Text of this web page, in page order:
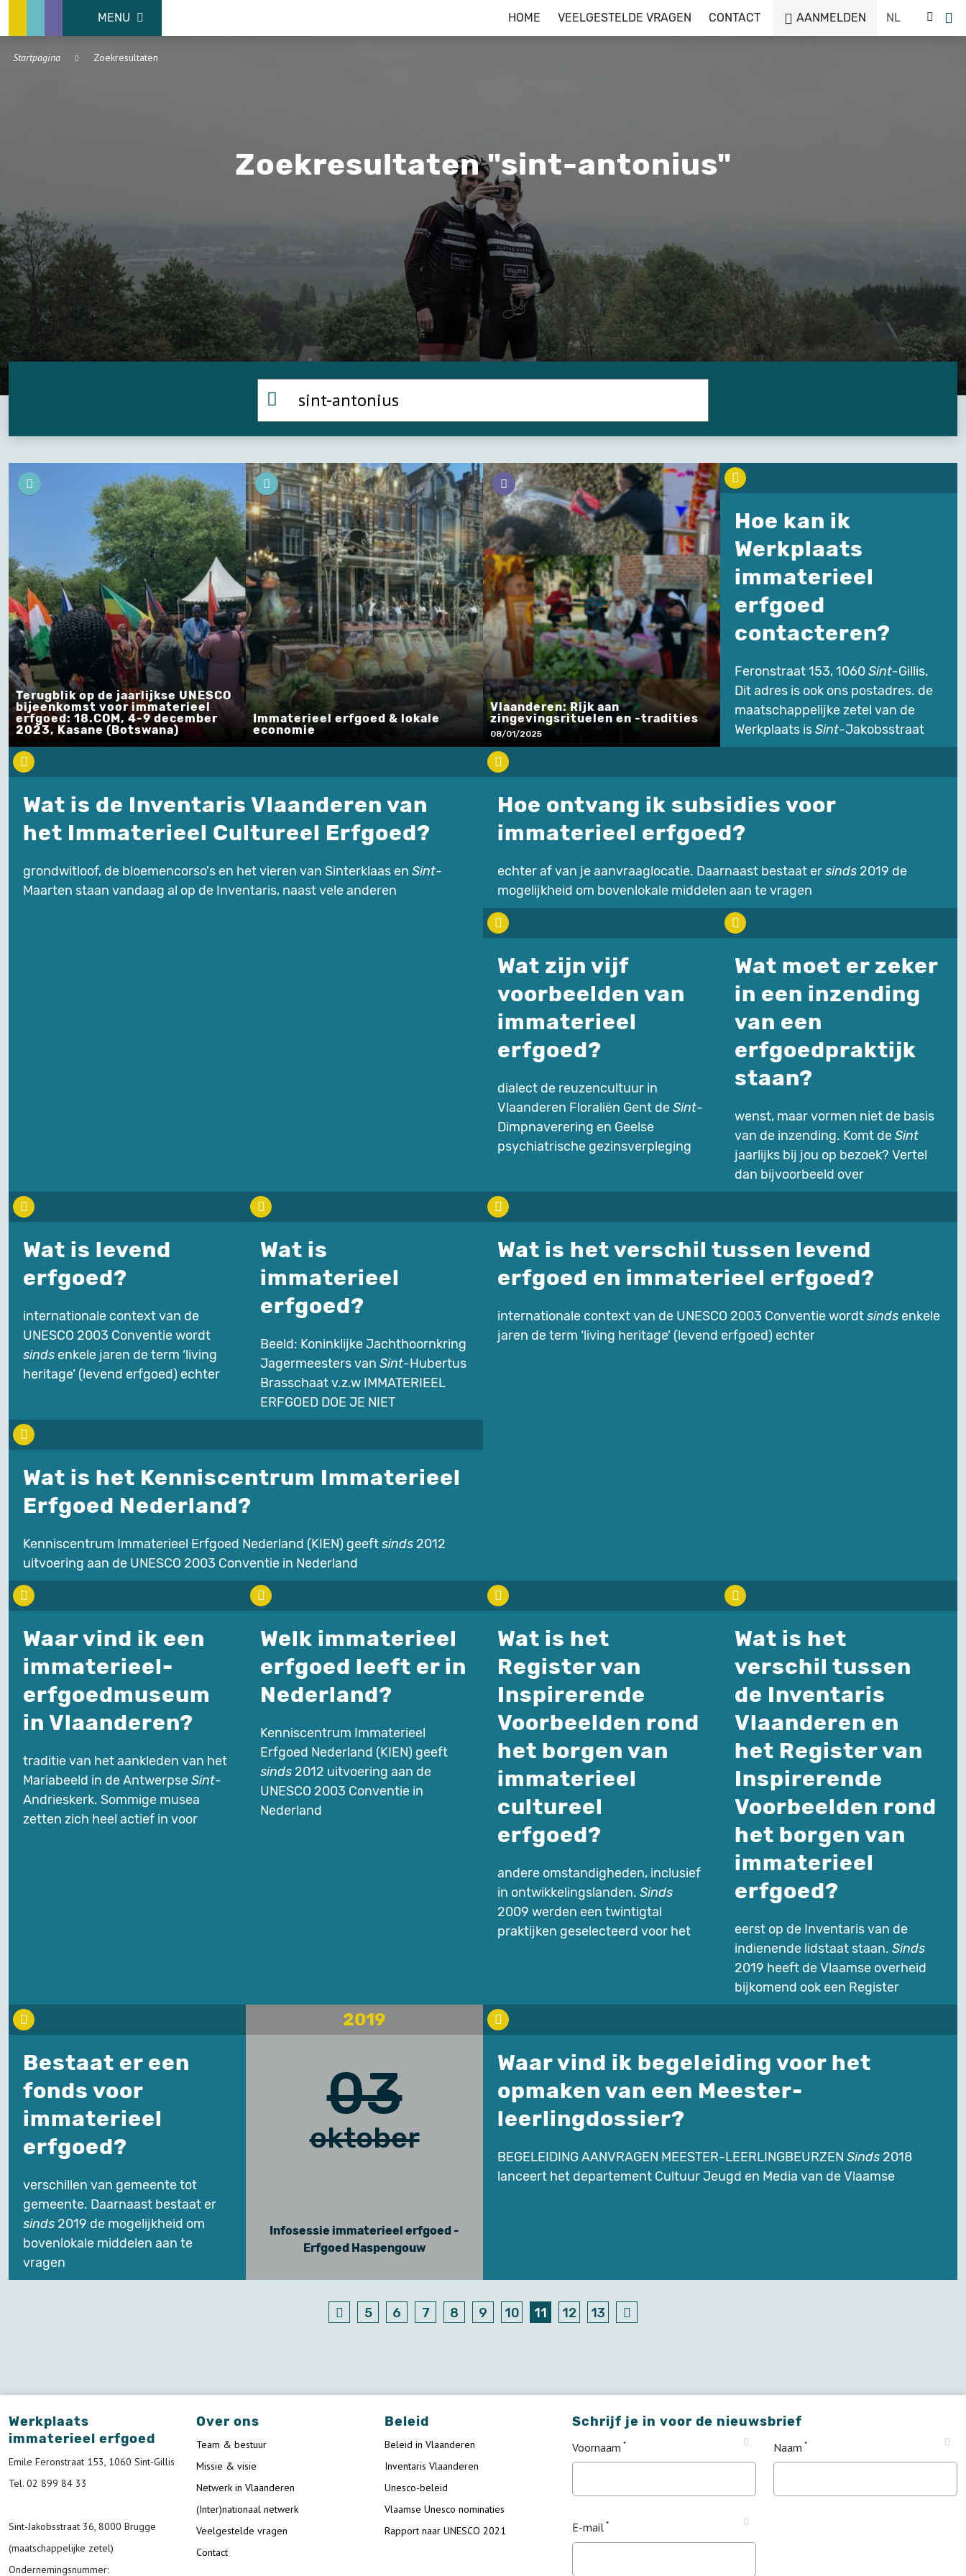
MENU HOME VEELGESTELDE VRAGEN CONTACT AANMELDEN
Startpagina Zoekresultaten
Zoekresultaten "sint-antonius"
Terugblik op de jaarlijkse UNESCO
bijeenkomst voor immaterieel
erfgoed: 18.COM, 4-9 december
2023, Kasane (Botswana)
Immaterieel erfgoed & lokale
economie
Vlaanderen: Rijk aan
zingevingsrituelen en -tradities
08/01/2025
Hoe kan ik
Werkplaats
immaterieel
erfgoed
contacteren?
Feronstraat 153, 1060Sint-Gillis.
Dit adres is ook ons postadres. de
maatschappelijke zetel van de
Werkplaats isSint-Jakobsstraat
Wat is de Inventaris Vlaanderen van
het Immaterieel Cultureel Erfgoed?
grondwitloof, de bloemencorso's en het vieren van Sinterklaas en Sint-
Maarten staan vandaag al op de Inventaris, naast vele anderen
Hoe ontvang ik subsidies voor
immaterieel erfgoed?
echter af van je aanvraaglocatie. Daarnaast bestaat ersinds 2019 de
mogelijkheid om bovenlokale middelen aan te vragen
Wat zijn vijf
voorbeelden van
immaterieel
erfgoed?
dialect de reuzencultuur in
Vlaanderen Floraliën Gent deSint-
Dimpnaverering en Geelse
psychiatrische gezinsverpleging
Wat moet er zeker
in een inzending
van een
erfgoedpraktijk
staan?
wenst, maar vormen niet de basis
van de inzending. Komt deSint
jaarlijks bij jou op bezoek? Vertel
dan bijvoorbeeld over
Wat is levend
erfgoed?
internationale context van de
UNESCO 2003 Conventie wordt
sinds enkele jaren de term ‘living
heritage’ (levend erfgoed) echter
Wat is
immaterieel
erfgoed?
Beeld: Koninklijke Jachthoornkring
Jagermeesters van Sint-Hubertus
Brasschaat v.z.w IMMATERIEEL
ERFGOED DOE JE NIET
Wat is het Kenniscentrum Immaterieel
Erfgoed Nederland?
Kenniscentrum Immaterieel Erfgoed Nederland (KIEN) geeftsinds 2012
uitvoering aan de UNESCO 2003 Conventie in Nederland
Wat is het verschil tussen levend
erfgoed en immaterieel erfgoed?
internationale context van de UNESCO 2003 Conventie wordtsinds enkele
jaren de term ‘living heritage’ (levend erfgoed) echter
Waar vind ik een
immaterieel-
erfgoedmuseum
in Vlaanderen?
traditie van het aankleden van het
Mariabeeld in de AntwerpseSint-
Andrieskerk. Sommige musea
zetten zich heel actief in voor
Welk immaterieel
erfgoed leeft er in
Nederland?
Kenniscentrum Immaterieel
Erfgoed Nederland (KIEN) geeft
sinds 2012 uitvoering aan de
UNESCO 2003 Conventie in
Nederland
Wat is het
Register van
Inspirerende
Voorbeelden rond
het borgen van
immaterieel
cultureel
erfgoed?
andere omstandigheden, inclusief
in ontwikkelingslanden. Sinds
2009 werden een twintigtal
praktijken geselecteerd voor het
Wat is het
verschil tussen
de Inventaris
Vlaanderen en
het Register van
Inspirerende
Voorbeelden rond
het borgen van
immaterieel
erfgoed?
eerst op de Inventaris van de
indienende lidstaat staan. Sinds
2019 heeft de Vlaamse overheid
bijkomend ook een Register
Bestaat er een
fonds voor
immaterieel
erfgoed?
verschillen van gemeente tot
gemeente. Daarnaast bestaat er
sinds 2019 de mogelijkheid om
bovenlokale middelen aan te
vragen
Waar vind ik begeleiding voor het
opmaken van een Meester-
leerlingdossier?
BEGELEIDING AANVRAGEN MEESTER-LEERLINGBEURZEN Sinds 2018
lanceert het departement Cultuur Jeugd en Media van de Vlaamse
2019
03
oktober
Infosessie immaterieel erfgoed -
Erfgoed Haspengouw
5 6 7 8 9 10 11 12 13
Werkplaats
immaterieel erfgoed
Emile Feronstraat 153, 1060 Sint-Gillis
Tel. 02 899 84 33
Sint-Jakobsstraat 36, 8000 Brugge
(maatschappelijke zetel)
Ondernemingsnummer:
Over ons
Team & bestuur
Missie & visie
Netwerk in Vlaanderen
(Inter)nationaal netwerk
Veelgestelde vragen
Contact
Beleid
Beleid in Vlaanderen
Inventaris Vlaanderen
Unesco-beleid
Vlaamse Unesco nominaties
Rapport naar UNESCO 2021
Schrijf je in voor de nieuwsbrief
Voornaam Naam
E-mail